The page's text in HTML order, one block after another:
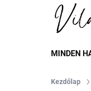
MINDEN
Kezdőlap